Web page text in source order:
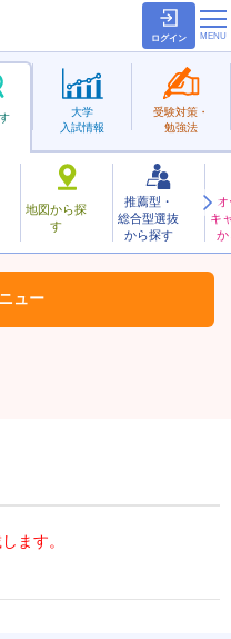
ログイン
地図から探
す
推薦型・
総合型選抜
から探す
キ
か
大学
入試情報
受験対策・
勉強法
お気に入り
ュー
ます。